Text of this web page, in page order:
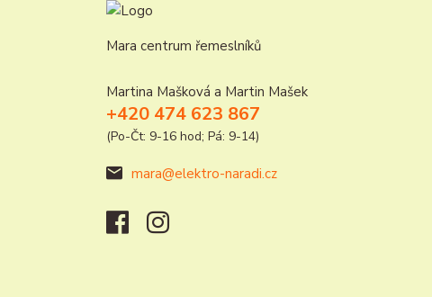
Mara centrum řemeslníků
Martina Mašková a Martin Mašek
+420 474 623 867
(Po-Čt: 9-16 hod; Pá: 9-14)
mara@elektro-naradi.cz